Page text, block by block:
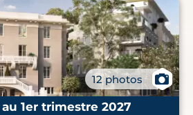
12 photos
📷
1er trimestre 2027